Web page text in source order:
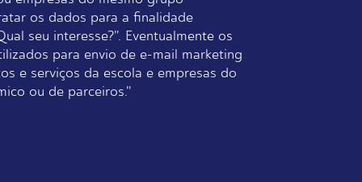
os dados para a finalidade
seu interesse?". Eventualmente os
para envio de e-mail marketing
e serviços da escola e empresas do
ou de parceiros."